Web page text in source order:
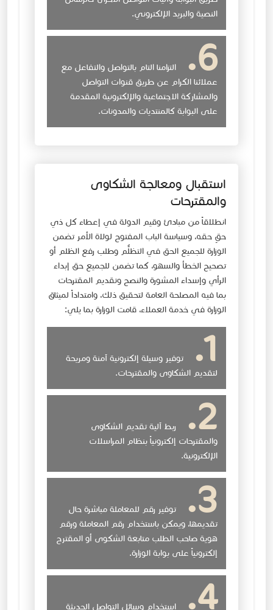
النصية والبريد الإلكتروني.
التزامنا التام بالتواصل والتفاعل مع
عملائنا الكرام عن طريق قنوات التواصل
والمشاركة الاجتماعية والإلكترونية المقدمة
على البوابة كالمنتديات والمدونات.
استقبال ومعالجة الشكاوى
والمقترحات
انطلاقاً من مبادئ وقيم الدولة في إعطاء كل ذي
حقٍ حقه، وسياسة الباب المفتوح لولاة الأمر تضمن
الوزارة للجميع الحق في التظلُّم وطلب رفع الظلم أو
تصحيح الخطأ والسهو، كما تضمن للجميع حق إبداء
الرأي وإسداء المشورة والنصح وتقديم المقترحات
بما فيه المصلحة العامة لتحقيق ذلك، وامتداداً لميثاق
الوزارة في خدمة العملاء، قامت الوزارة بما يلي:
توفير وسيلة إلكترونية آمنة ومريحة
لتقديم الشكاوى والمقترحات.
ربط آلية تقديم الشكاوى
والمقترحات إلكترونياً بنظام المراسلات
الإلكترونية.
توفير رقم للمعاملة مباشرة حال
تقديمها، ويمكن باستخدام رقم المعاملة ورقم
هوية صاحب الطلب متابعة الشكوى أو المقترح
إلكترونياً على بوابة الوزارة.
استخدام وسائل التواصل الحديثة